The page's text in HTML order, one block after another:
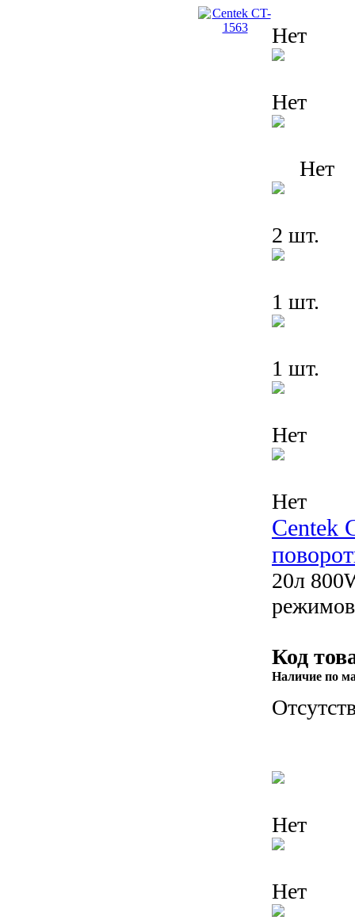
Нет
Нет
Нет
2 шт.
1 шт.
1 шт.
Нет
Нет
Centek
20л
режимов
Код
Наличие по
Нет
Нет